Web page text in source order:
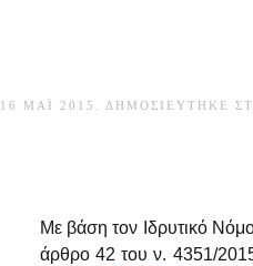
16 ΜΆΙ 2015 . ΔΗΜΟΣΙΕΎΤΗΚΕ
Με βάση τον Ιδρυτικό
άρθρο 42 του ν. 4351/